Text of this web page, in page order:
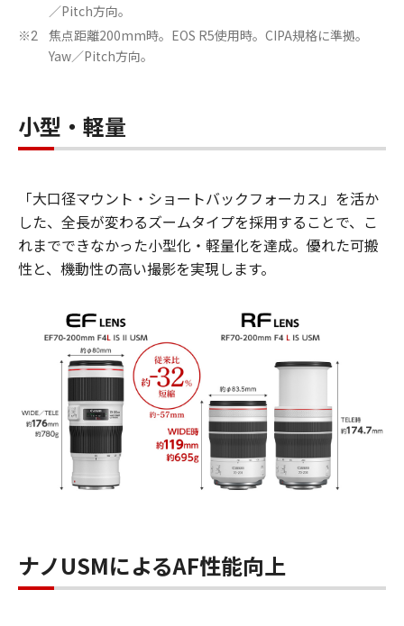
／Pitch方向。
※2
焦点距離200mm時。EOS R5使用時。CIPA規格に準拠。
Yaw／Pitch方向。
小型・軽量
「大口径マウント・ショートバックフォーカス」を活か
した、全長が変わるズームタイプを採用することで、こ
れまでできなかった小型化・軽量化を達成。優れた可搬
性と、機動性の高い撮影を実現します。
ナノUSMによるAF性能向上